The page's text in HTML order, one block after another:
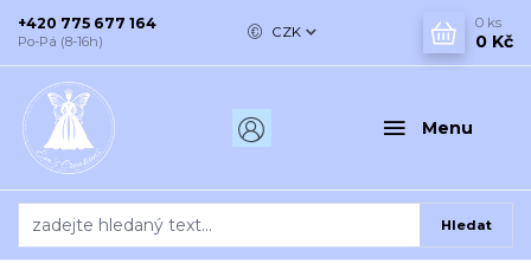
Menu
CZK
Hledat
+420 775 677 164
Po-Pá (8-16h)
0 ks
0 Kč